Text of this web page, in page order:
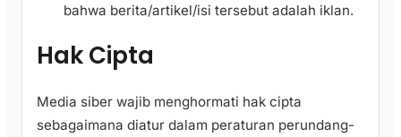
bahwa berita/artikel/isi tersebut adalah iklan.
Hak Cipta
Media siber wajib menghormati hak cipta
sebagaimana diatur dalam peraturan perundang-